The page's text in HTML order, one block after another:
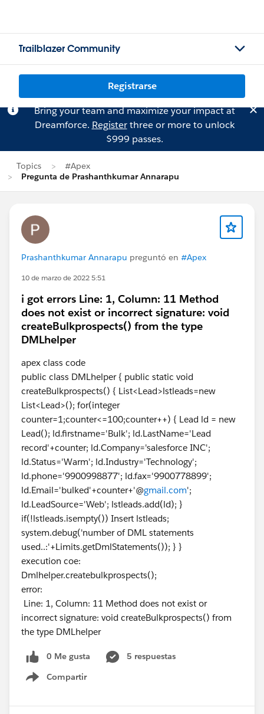
Trailblazer Community
Registrarse
Bring your team and maximize your impact at
Dreamforce. Registerthree or more to unlock
$999 passes.
Topics
#Apex
Pregunta de Prashanthkumar Annarapu
Prashanthkumar Annarapu preguntó en #Apex
10 de marzo de 2022 5:51
i got errors Line: 1, Column: 11 Method
does not exist or incorrect signature: void
createBulkprospects() from the type
DMLhelper
apex class code
public class DMLhelper { public static void
createBulkprospects() { List<Lead>lstleads=new
List<Lead>(); for(integer
counter=1;counter<=100;counter++) { Lead ld = new
Lead(); ld.firstname='Bulk'; ld.LastName='Lead
record'+counter; ld.Company='salesforce INC';
ld.Status='Warm'; ld.Industry='Technology';
ld.phone='9900998877'; ld.fax='9900778899';
ld.Email='bulked'+counter+'@gmail.com';
ld.LeadSource='Web'; lstleads.add(ld); }
if(!lstleads.isempty()) Insert lstleads;
system.debug('number of DML statements
used..:'+Limits.getDmlStatements()); } }
execution coe:
Dmlhelper.createbulkprospects();
error:
Line: 1, Column: 11 Method does not exist or
incorrect signature: void createBulkprospects() from
the type DMLhelper
0 Me gusta
5 respuestas
Compartir
Show menu